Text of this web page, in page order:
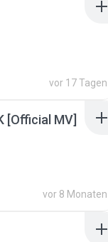
vor 17 Tagen
[Official MV]
vor 8 Monaten